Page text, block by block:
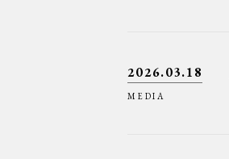
2026.03.18
MEDIA